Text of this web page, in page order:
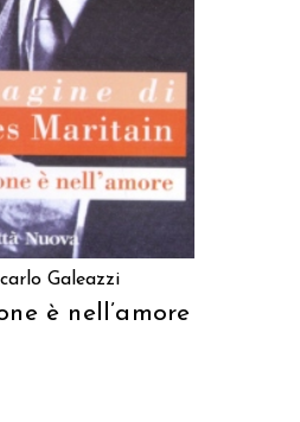
Galeazzi
è nell’amore